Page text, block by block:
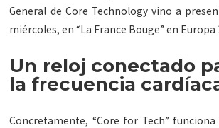
General de Core Technology vino a
miércoles, en “La France Bouge” en Europa
Un reloj conectado
la frecuencia
Concretamente, “Core for Tech”